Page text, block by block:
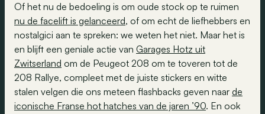
Of het nu de bedoeling is om oude stock op te ruimen
nu de facelift is gelanceerd, of om echt de liefhebbers en
nostalgici aan te spreken: we weten het niet. Maar het is
en blijft een geniale actie van Garages Hotz uit
Zwitserland om de Peugeot 208 om te toveren tot de
208 Rallye, compleet met de juiste stickers en witte
stalen velgen die ons meteen flashbacks geven naar de
iconische Franse hot hatches van de jaren ’90. En ook